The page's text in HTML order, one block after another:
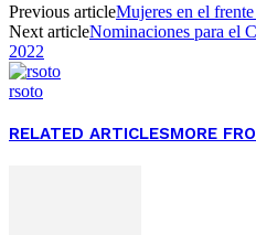
Previous articleMujeres en el
Next articleNominaciones para el
2022
rsoto
RELATED ARTICLESMORE